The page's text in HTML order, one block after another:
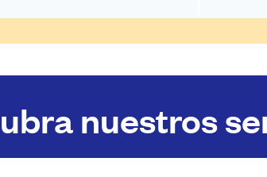
nuestros